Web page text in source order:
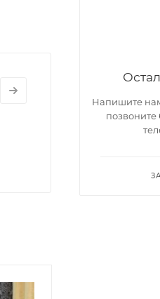
Напишите
позвоните